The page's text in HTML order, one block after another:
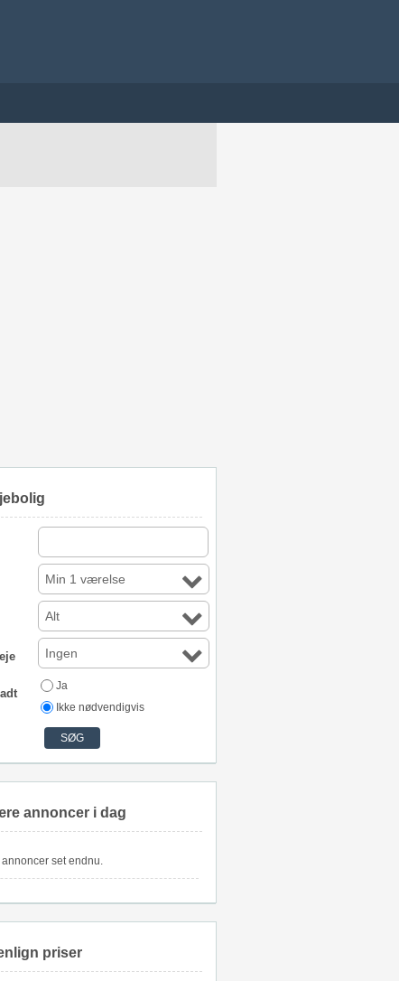
Min 1 værelse
Alt
Ingen
Ja
Ikke nødvendigvis
annoncer i dag
annoncer set endnu.
priser